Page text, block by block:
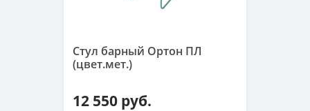
Стул барный Ортон ПЛ
(цвет.мет.)
12 550 руб.